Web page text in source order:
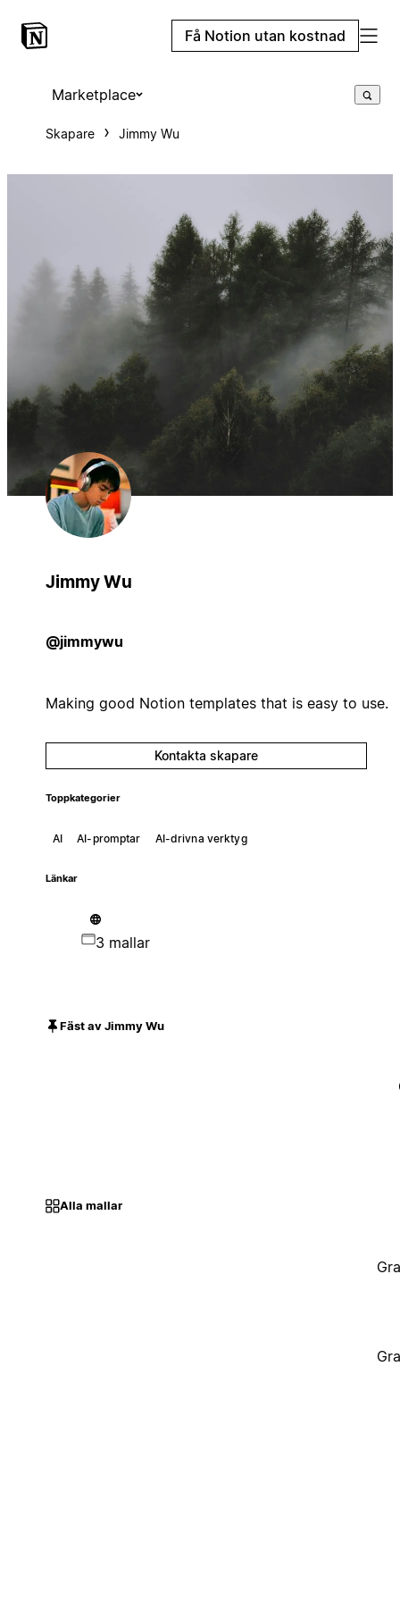
Få Notion utan kostnad
Marketplace
Skapare Jimmy Wu
Jimmy Wu
@jimmywu
Making good Notion templates that is easy to use.
Kontakta skapare
Toppkategorier
AI AI-promptar AI-drivna verktyg
Länkar
3 mallar
Fäst av Jimmy Wu
Alla mallar